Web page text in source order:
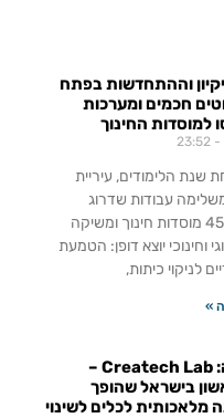
וההתחדשות בפתח
חכמים ומערכות
למוסדות החינוך
שנת הלימודים, עיריית
עבודות שדרוג
נרחבות בכ-45 מוסדות חינוך ומשיקה
וחינוכי יוצא דופן: הטמעת
לניקוי כיתות,
»
פתח תקווה: Createch Lab –
בישראל שהופך
מלאכותית לכלים לשינוי